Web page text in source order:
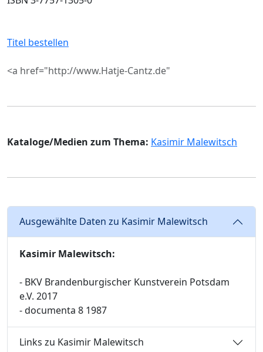
Titel bestellen
<a href="http://www.Hatje-Cantz.de"
Kataloge/Medien zum Thema: Kasimir Malewitsch
Ausgewählte Daten zu Kasimir Malewitsch
Kasimir Malewitsch:
- BKV Brandenburgischer Kunstverein Potsdam
e.V. 2017
- documenta 8 1987
Links zu Kasimir Malewitsch